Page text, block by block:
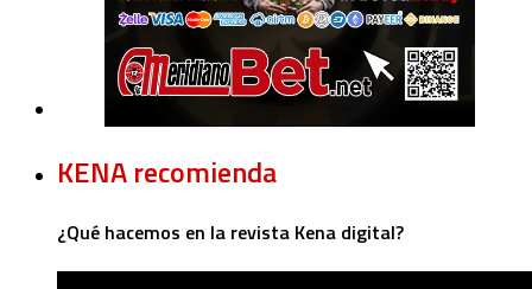
KENA recomienda
¿Qué hacemos en la revista Kena digital?